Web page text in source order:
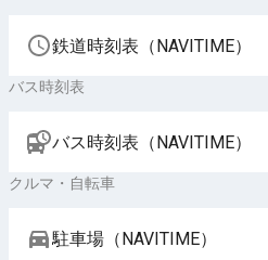
鉄道時刻表（NAVITIME）
バス時刻表
バス時刻表（NAVITIME）
クルマ・自転車
駐車場（NAVITIME）